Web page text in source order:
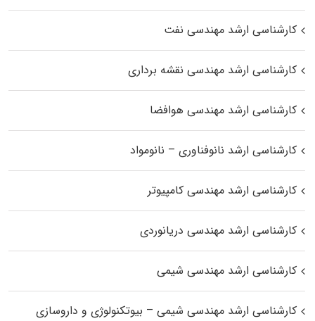
کارشناسی ارشد مهندسی نفت
کارشناسی ارشد مهندسی نقشه برداری
کارشناسی ارشد مهندسی هوافضا
کارشناسی ارشد نانوفناوری – نانومواد
کارشناسی ارشد مهندسی کامپیوتر
کارشناسی ارشد مهندسی دریانوردی
کارشناسی ارشد مهندسی شیمی
کارشناسی ارشد مهندسی شیمی – بیوتکنولوژی و داروسازی